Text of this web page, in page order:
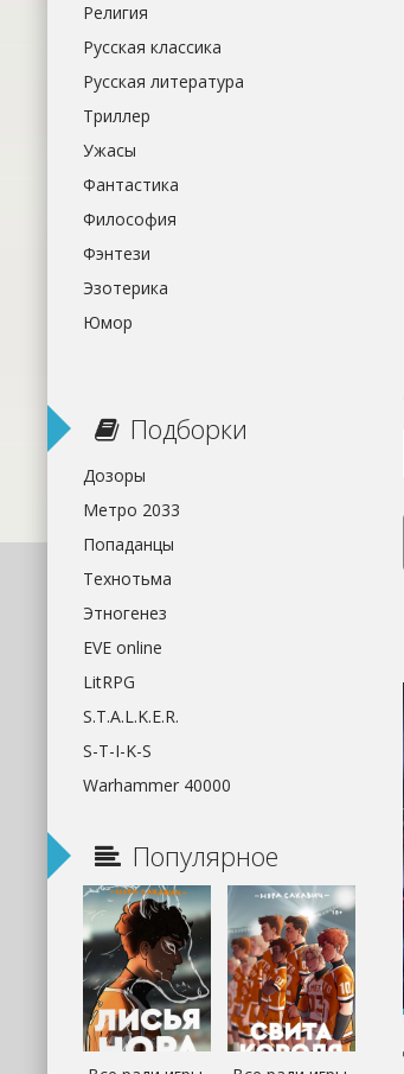
Религия
Русская классика
Русская литература
Триллер
Ужасы
Фантастика
Философия
Фэнтези
Эзотерика
Юмор
Подборки
Дозоры
Метро 2033
Попаданцы
Технотьма
Этногенез
EVE online
LitRPG
S.T.A.L.K.E.R.
S-T-I-K-S
Warhammer 40000
Популярное